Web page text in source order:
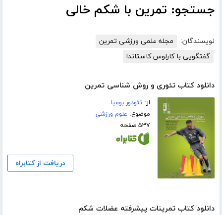
جستجو: تمرین با شکم خالی
نویسندگان:
مجله علمی ورزشی تمرین
گفتگویی با کارلوس کاستاندا
دانلود کتاب تئوری و روش شناسی تمرین
از:تئودور بومپا
موضوع: علوم ورزشی
۵۳۷ صفحه
دریافت از کتابراه
دانلود کتاب تمرینات پیشرفته عضلات شکم